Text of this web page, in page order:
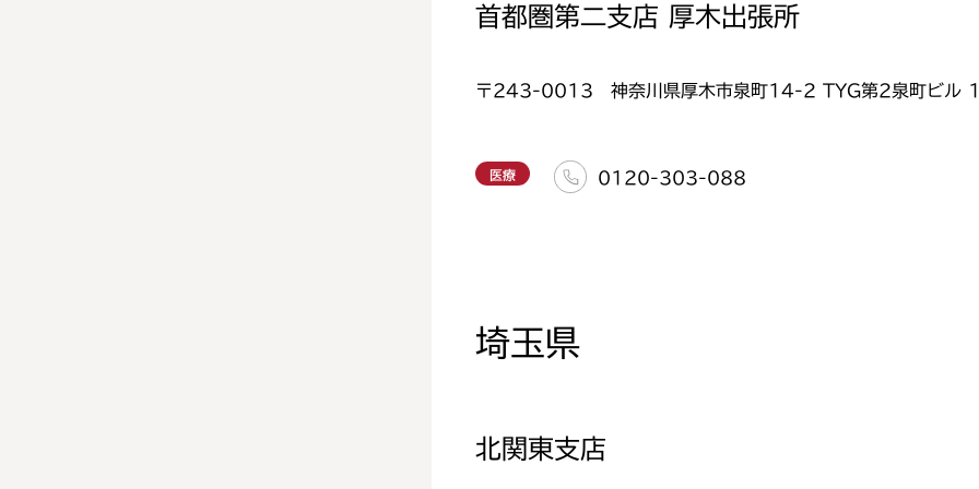
首都圏第二支店 厚木出張所
〒243-0013 神奈川県厚木市泉町14-2 TYG第2泉町ビル
医療 0120-303-088
埼玉県
北関東支店